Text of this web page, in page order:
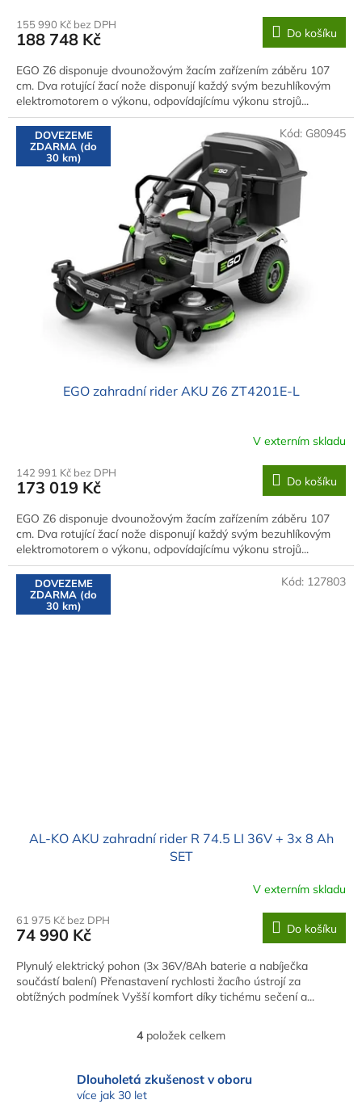
155 990 Kč bez DPH
188 748 Kč Do košíku
EGO Z6 disponuje dvounožovým žacím zařízením záběru 107
cm. Dva rotující žací nože disponují každý svým bezuhlíkovým
elektromotorem o výkonu, odpovídajícímu výkonu strojů...
DOVEZEME
ZDARMA (do
30 km)
EGO zahradní rider AKU Z6 ZT4201E-L
V externím skladu
142 991 Kč bez DPH
173 019 Kč Do košíku
EGO Z6 disponuje dvounožovým žacím zařízením záběru 107
cm. Dva rotující žací nože disponují každý svým bezuhlíkovým
elektromotorem o výkonu, odpovídajícímu výkonu strojů...
Kód: G80945
DOVEZEME
ZDARMA (do
30 km)
AL-KO AKU zahradní rider R 74.5 LI 36V + 3x 8 Ah
SET
V externím skladu
61 975 Kč bez DPH
74 990 Kč Do košíku
Plynulý elektrický pohon (3x 36V/8Ah baterie a nabíječka
součástí balení) Přenastavení rychlosti žacího ústrojí za
obtížných podmínek Vyšší komfort díky tichému sečení a...
Kód: 127803
O
l
á
4položek celkem
Dlouholetá zkušenost v oboru
více jak 30 let